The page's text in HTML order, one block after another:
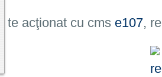
Site acţionat cu cms e107,